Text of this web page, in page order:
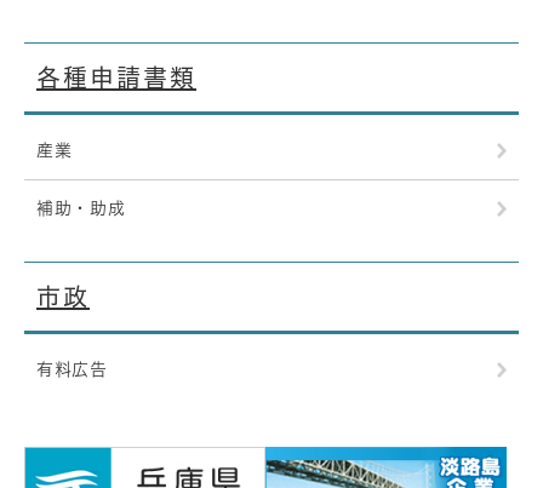
各種申請書類
産業
補助・助成
市政
有料広告